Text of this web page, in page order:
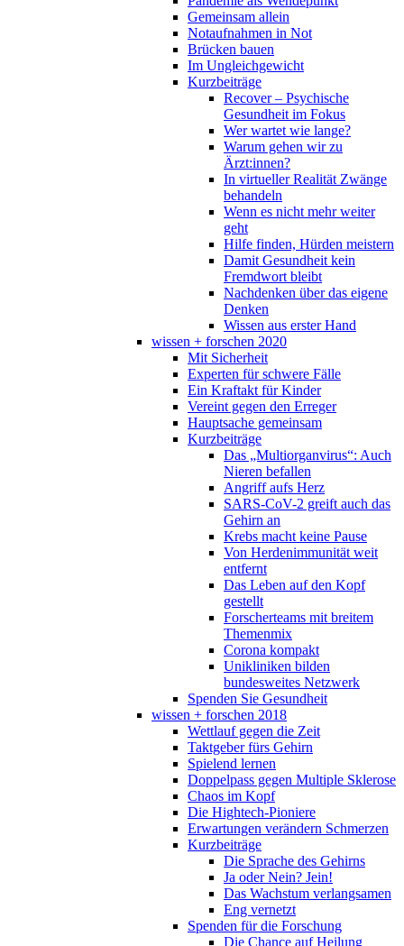
Gemeinsam allein
Notaufnahmen in Not
Brücken bauen
Im Ungleichgewicht
Kurzbeiträge
Recover – Psychische
Gesundheit im Fokus
Wer wartet wie lange?
Warum gehen wir zu
Ärzt:innen?
In virtueller Realität Zwänge
behandeln
Wenn es nicht mehr weiter
geht
Hilfe finden, Hürden meistern
Damit Gesundheit kein
Fremdwort bleibt
Nachdenken über das eigene
Denken
Wissen aus erster Hand
wissen + forschen 2020
Mit Sicherheit
Experten für schwere Fälle
Ein Kraftakt für Kinder
Vereint gegen den Erreger
Hauptsache gemeinsam
Kurzbeiträge
Das „Multiorganvirus“: Auch
Nieren befallen
Angriff aufs Herz
SARS-CoV-2 greift auch das
Gehirn an
Krebs macht keine Pause
Von Herdenimmunität weit
entfernt
Das Leben auf den Kopf
gestellt
Forscherteams mit breitem
Themenmix
Corona kompakt
Unikliniken bilden
bundesweites Netzwerk
Spenden Sie Gesundheit
wissen + forschen 2018
Wettlauf gegen die Zeit
Taktgeber fürs Gehirn
Spielend lernen
Doppelpass gegen Multiple Sklerose
Chaos im Kopf
Die Hightech-Pioniere
Erwartungen verändern Schmerzen
Kurzbeiträge
Die Sprache des Gehirns
Ja oder Nein? Jein!
Das Wachstum verlangsamen
Eng vernetzt
Spenden für die Forschung
Die Chance auf Heilung